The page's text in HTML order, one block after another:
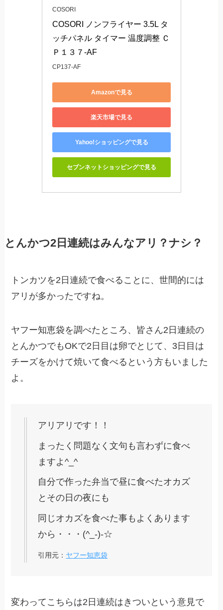
COSORI
COSORI ノンフライヤー 3.5L タ
ッチパネル タイマー 温度調整 Ｃ
Ｐ１３７-AF
CP137-AF
Amazonで見る
楽天市場で見る
Yahoo!ショッピングで見る
セブンネットショッピングで見る
とんかつ2日連続はみんなアリ？ナシ？
トンカツを2日連続で食べることに、世間的には
アリが多かったですね。
ヤフー知恵袋を調べたところ、皆さん2日連続の
とんかつでもOKで2日目は卵でとじて、3日目は
チーズをかけて焼いて食べるという方もいました
よ。
アリアリです！！
まったく問題なく文句も言わずに食べ
ますよ^_^
自分で作った弁当で昼に食べたオカズ
とその日の夜にも
同じオカズを食べた事もよくあります
から・・・(^_-)-☆
引用元： ヤフー知恵袋
変わってこちらは2日連続はきついという意見で